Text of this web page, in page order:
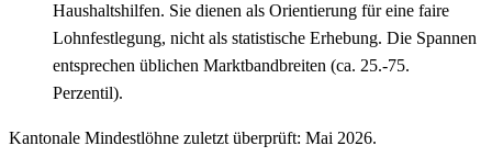
Haushaltshilfen. Sie dienen als Orientierung für eine faire
Lohnfestlegung, nicht als statistische Erhebung. Die Spannen
entsprechen üblichen Marktbandbreiten (ca. 25.-75.
Perzentil).
Kantonale Mindestlöhne zuletzt überprüft: Mai 2026.